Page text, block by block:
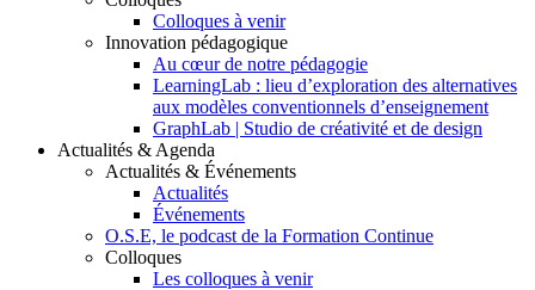
Colloques à venir
Innovation pédagogique
Au cœur de notre pédagogie
LearningLab : lieu d’exploration des alternatives
aux modèles conventionnels d’enseignement
GraphLab | Studio de créativité et de design
Actualités & Agenda
Actualités & Événements
Actualités
Événements
O.S.E, le podcast de la Formation Continue
Colloques
Les colloques à venir